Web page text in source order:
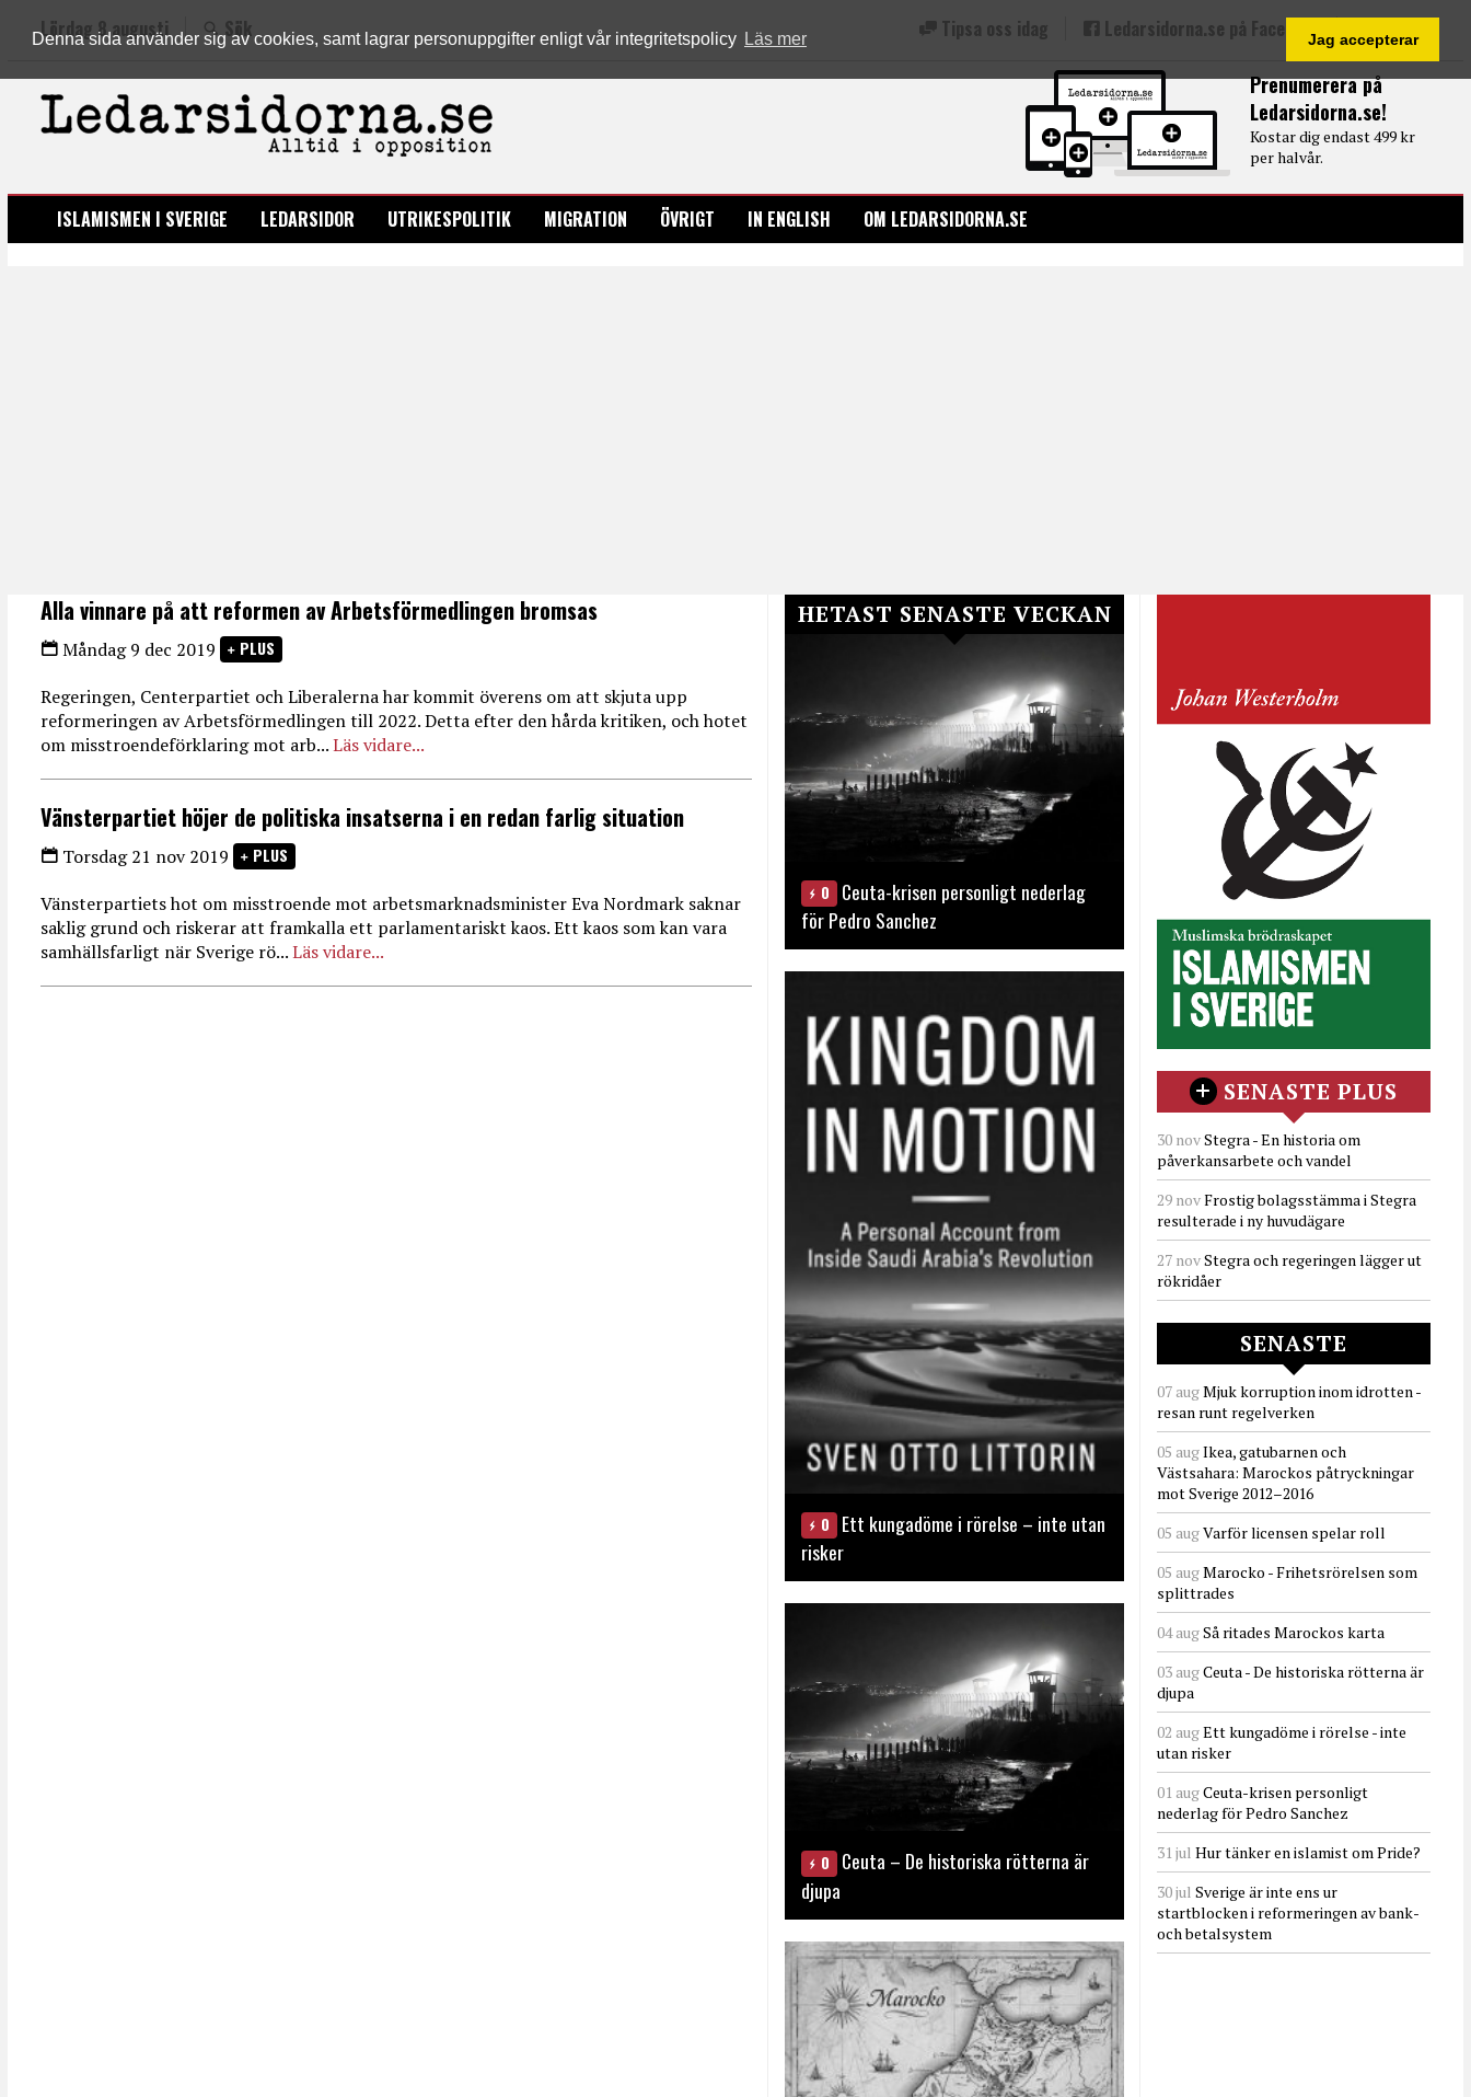
Denna sida använder sig av cookies, samt lagrar personuppgifter enligt vår integritetspolicy Läs mer Jag accepterar
Prenumerera på
Ledarsidorna.se!
Kostar dig endast 499 kr
per halvår.
Lördag 8 augusti Sök Tipsa oss idag Ledarsidorna.se på Facebook
LEDARSIDORNA.SE
ISLAMISMEN I SVERIGE LEDARSIDOR UTRIKESPOLITIK MIGRATION ÖVRIGT IN ENGLISH OM LEDARSIDORNA.SE
Alla vinnare på att reformen av Arbetsförmedlingen bromsas
Måndag 9 dec 2019 PLUS
Regeringen, Centerpartiet och Liberalerna har kommit överens om att skjuta upp
reformeringen av Arbetsförmedlingen till 2022. Detta efter den hårda kritiken, och hotet
om misstroendeförklaring mot arb...Läs vidare...
Vänsterpartiet höjer de politiska insatserna i en redan farlig situation
Torsdag 21 nov 2019 PLUS
Vänsterpartiets hot om misstroende mot arbetsmarknadsminister Eva Nordmark saknar
saklig grund och riskerar att framkalla ett parlamentariskt kaos. Ett kaos som kan vara
samhällsfarligt när Sverige rö...Läs vidare...
HETAST SENASTE VECKAN
0
Ceuta-krisen personligt nederlag
för Pedro Sanchez
0
Ett kungadöme i rörelse – inte utan
risker
0
Ceuta – De historiska rötterna är
djupa
SENASTE PLUS
30 novStegra - En historia om
påverkansarbete och vandel
29 novFrostig bolagsstämma i Stegra
resulterade i ny huvudägare
27 novStegra och regeringen lägger ut
rökridåer
SENASTE
07 augMjuk korruption inom idrotten -
resan runt regelverken
05 augIkea, gatubarnen och
Västsahara: Marockos påtryckningar
mot Sverige 2012–2016
05 augVarför licensen spelar roll
05 augMarocko - Frihetsrörelsen som
splittrades
04 augSå ritades Marockos karta
03 augCeuta - De historiska rötterna är
djupa
02 augEtt kungadöme i rörelse - inte
utan risker
01 augCeuta-krisen personligt
nederlag för Pedro Sanchez
31 jul Hur tänker en islamist om Pride?
30 jul Sverige är inte ens ur
startblocken i reformeringen av bank-
och betalsystem